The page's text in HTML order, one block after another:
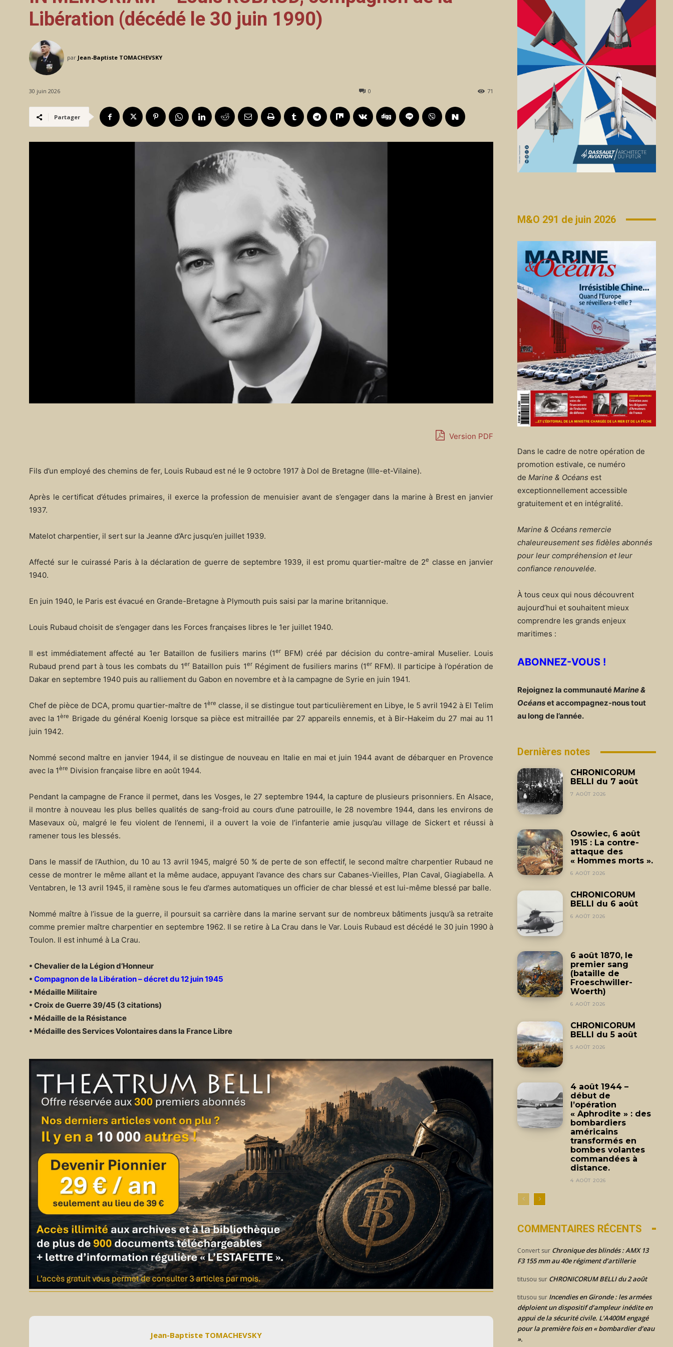
Libération (décédé le 30 juin 1990)
par Jean-Baptiste TOMACHEVSKY
30 juin 2026 0 71
Partager
Version PDF
Fils d’un employé des chemins de fer, Louis Rubaud est né le 9 octobre 1917 à Dol de Bretagne (Ille-et-Vilaine).
Après le certificat d’études primaires, il exerce la profession de menuisier avant de s’engager dans la marine à Brest en janvier
1937.
Matelot charpentier, il sert sur la Jeanne d’Arc jusqu’en juillet 1939.
Affecté sur le cuirassé Paris à la déclaration de guerre de septembre 1939, il est promu quartier-maître de 2e classe en janvier
1940.
En juin 1940, le Paris est évacué en Grande-Bretagne à Plymouth puis saisi par la marine britannique.
Louis Rubaud choisit de s’engager dans les Forces françaises libres le 1er juillet 1940.
Il est immédiatement affecté au 1er Bataillon de fusiliers marins (1er BFM) créé par décision du contre-amiral Muselier. Louis
Rubaud prend part à tous les combats du 1er Bataillon puis 1erRégiment de fusiliers marins (1erRFM). Il participe à l’opération de
Dakar en septembre 1940 puis au ralliement du Gabon en novembre et à la campagne de Syrie en juin 1941.
Chef de pièce de DCA, promu quartier-maître de 1ère classe, il se distingue tout particulièrement en Libye, le 5 avril 1942 à El Telim
avec la 1ère Brigade du général Koenig lorsque sa pièce est mitraillée par 27 appareils ennemis, et à Bir-Hakeim du 27 mai au 11
juin 1942.
Nommé second maître en janvier 1944, il se distingue de nouveau en Italie en mai et juin 1944 avant de débarquer en Provence
avec la 1ère Division française libre en août 1944.
Pendant la campagne de France il permet, dans les Vosges, le 27 septembre 1944, la capture de plusieurs prisonniers. En Alsace,
il montre à nouveau les plus belles qualités de sang-froid au cours d’une patrouille, le 28 novembre 1944, dans les environs de
Masevaux où, malgré le feu violent de l’ennemi, il a ouvert la voie de l’infanterie amie jusqu’au village de Sickert et réussi à
ramener tous les blessés.
Dans le massif de l’Authion, du 10 au 13 avril 1945, malgré 50 % de perte de son effectif, le second maître charpentier Rubaud ne
cesse de montrer le même allant et la même audace, appuyant l’avance des chars sur Cabanes-Vieilles, Plan Caval, Giagiabella. A
Ventabren, le 13 avril 1945, il ramène sous le feu d’armes automatiques un officier de char blessé et est lui-même blessé par balle.
Nommé maître à l’issue de la guerre, il poursuit sa carrière dans la marine servant sur de nombreux bâtiments jusqu’à sa retraite
comme premier maître charpentier en septembre 1962. Il se retire à La Crau dans le Var. Louis Rubaud est décédé le 30 juin 1990 à
Toulon. Il est inhumé à La Crau.
• Chevalier de la Légion d’Honneur
• Compagnon de la Libération – décret du 12 juin 1945
• Médaille Militaire
• Croix de Guerre 39/45 (3 citations)
• Médaille de la Résistance
• Médaille des Services Volontaires dans la France Libre
Jean-Baptiste TOMACHEVSKY
M&O 291 de juin 2026
Dans le cadre de notre opération de
promotion estivale, ce numéro
de Marine & Océans est
exceptionnellement accessible
gratuitement et en intégralité.
Marine & Océans remercie
chaleureusement ses fidèles abonnés
pour leur compréhension et leur
confiance renouvelée.
À tous ceux qui nous découvrent
aujourd’hui et souhaitent mieux
comprendre les grands enjeux
maritimes :
ABONNEZ-VOUS !
Rejoignez la communautéMarine &
Océanset accompagnez-nous tout
au long de l’année.
Dernières notes
CHRONICORUM
BELLI du 7 août
7 AOÛT 2026
Osowiec, 6 août
1915 : La contre-
attaque des
« Hommes morts ».
6 AOÛT 2026
CHRONICORUM
BELLI du 6 août
6 AOÛT 2026
6 août 1870, le
premier sang
(bataille de
Froeschwiller-
Woerth)
6 AOÛT 2026
CHRONICORUM
BELLI du 5 août
5 AOÛT 2026
4 août 1944 –
début de
l’opération
« Aphrodite » : des
bombardiers
américains
transformés en
bombes volantes
commandées à
distance.
4 AOÛT 2026
COMMENTAIRES RÉCENTS
Convert sur Chronique des blindés : AMX 13
F3 155 mm au 40e régiment d’artillerie
titusou sur CHRONICORUM BELLI du 2 août
titusou sur Incendies en Gironde : les armées
déploient un dispositif d’ampleur inédite en
appui de la sécurité civile. L’A400M engagé
pour la première fois en « bombardier d’eau
».